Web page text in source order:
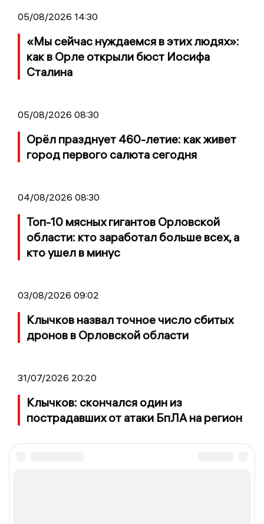
05/08/2026 14:30
«Мы сейчас нуждаемся в этих людях»:
как в Орле открыли бюст Иосифа
Сталина
05/08/2026 08:30
Орёл празднует 460-летие: как живет
город первого салюта сегодня
04/08/2026 08:30
Топ-10 мясных гигантов Орловской
области: кто заработал больше всех, а
кто ушел в минус
03/08/2026 09:02
Клычков назвал точное число сбитых
дронов в Орловской области
31/07/2026 20:20
Клычков: скончался один из
пострадавших от атаки БпЛА на регион